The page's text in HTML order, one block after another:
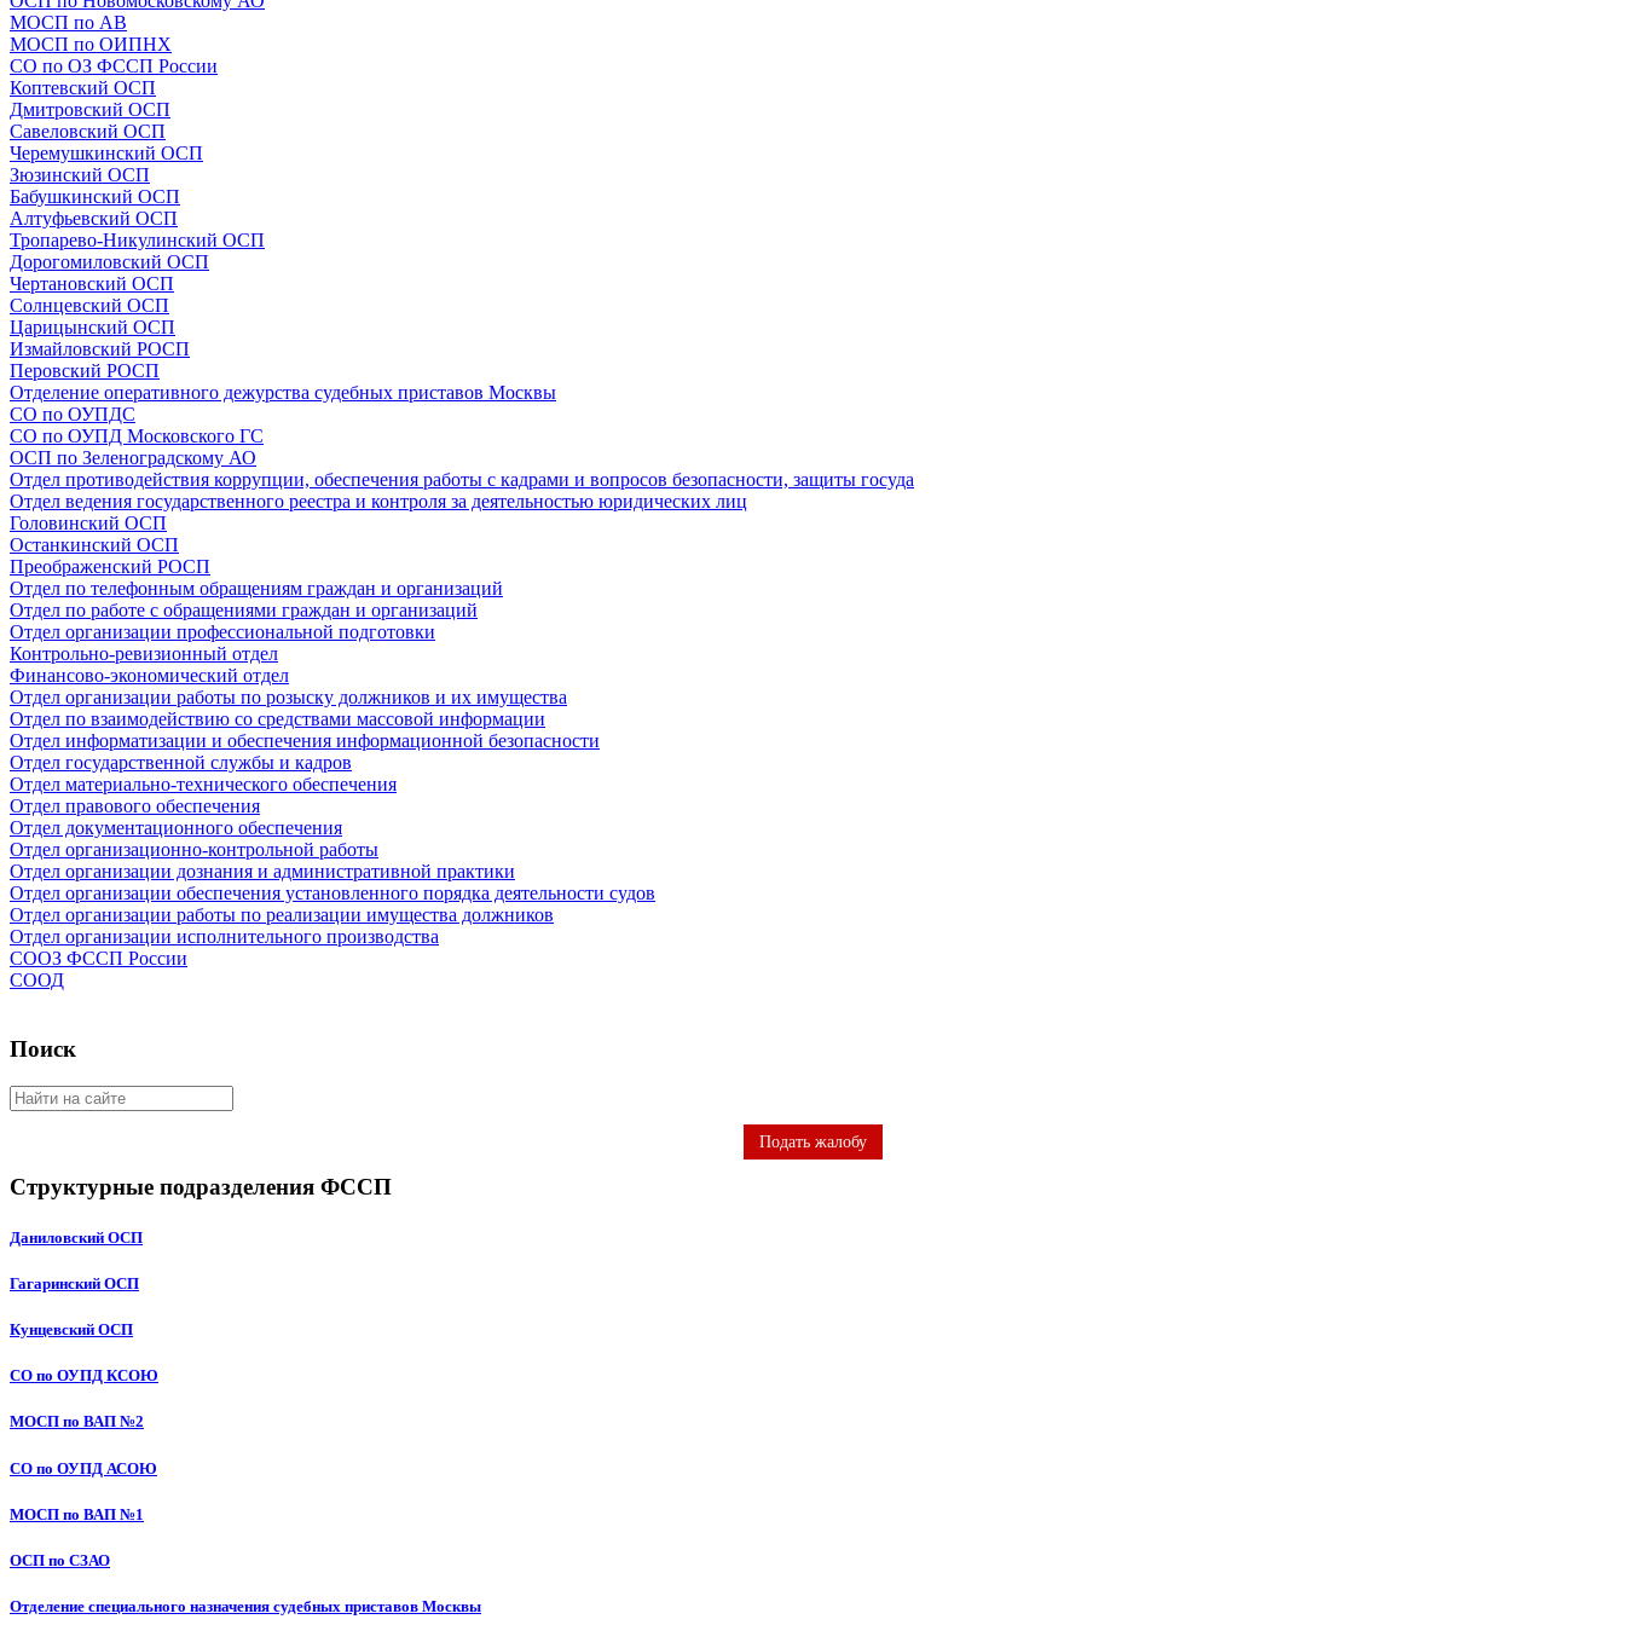
МОСП по АВ
МОСП по ОИПНХ
СО по ОЗ ФССП России
Коптевский ОСП
Дмитровский ОСП
Савеловский ОСП
Черемушкинский ОСП
Зюзинский ОСП
Бабушкинский ОСП
Алтуфьевский ОСП
Тропарево-Никулинский ОСП
Дорогомиловский ОСП
Чертановский ОСП
Солнцевский ОСП
Царицынский ОСП
Измайловский РОСП
Перовский РОСП
Отделение оперативного дежурства судебных приставов Москвы
СО по ОУПДС
СО по ОУПД Московского ГС
ОСП по Зеленоградскому АО
Отдел противодействия коррупции, обеспечения работы с кадрами и вопросов безопасности, защиты госуда
Отдел ведения государственного реестра и контроля за деятельностью юридических лиц
Головинский ОСП
Останкинский ОСП
Преображенский РОСП
Отдел по телефонным обращениям граждан и организаций
Отдел по работе с обращениями граждан и организаций
Отдел организации профессиональной подготовки
Контрольно-ревизионный отдел
Финансово-экономический отдел
Отдел организации работы по розыску должников и их имущества
Отдел по взаимодействию со средствами массовой информации
Отдел информатизации и обеспечения информационной безопасности
Отдел государственной службы и кадров
Отдел материально-технического обеспечения
Отдел правового обеспечения
Отдел документационного обеспечения
Отдел организационно-контрольной работы
Отдел организации дознания и административной практики
Отдел организации обеспечения установленного порядка деятельности судов
Отдел организации работы по реализации имущества должников
Отдел организации исполнительного производства
СООЗ ФССП России
СООД
Поиск
Подать жалобу
Структурные подразделения ФССП
Даниловский ОСП
Гагаринский ОСП
Кунцевский ОСП
СО по ОУПД КСОЮ
МОСП по ВАП №2
СО по ОУПД АСОЮ
МОСП по ВАП №1
ОСП по СЗАО
Отделение специального назначения судебных приставов Москвы